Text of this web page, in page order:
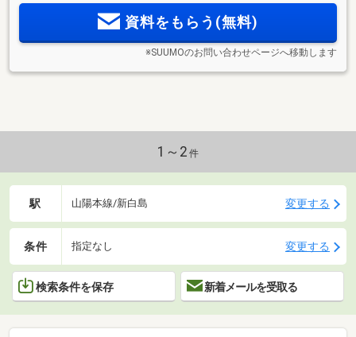
ニー採用。明るくゆとりに満ちた暮らしがここに。
資料をもらう(無料)
※SUUMOのお問い合わせページへ移動します
1～2 件
駅 山陽本線/新白島 変更する
条件 指定なし 変更する
検索条件を保存 新着メールを受取る